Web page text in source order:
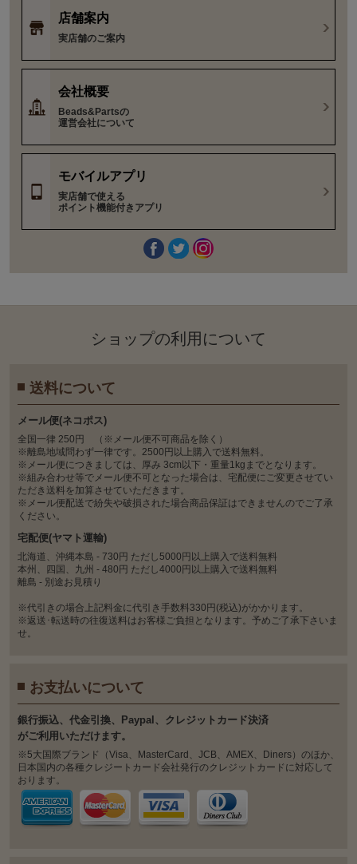
店舗案内
実店舗のご案内
会社概要
Beads&Partsの
運営会社について
モバイルアプリ
実店舗で使える
ポイント機能付きアプリ
ショップの利⽤について
送料について
メール便(ネコポス)
全国一律 250円 （※メール便不可商品を除く）
※離島地域問わず一律です。2500円以上購入で送料無料。
※メール便につきましては、厚み 3cm以下・重量1kgまでとなります。
※組み合わせ等でメール便不可となった場合は、宅配便にご変更させてい
ただき送料を加算させていただきます。
※メール便配送で紛失や破損された場合商品保証はできませんのでご了承
ください。
宅配便(ヤマト運輸)
北海道、沖縄本島 - 730円 ただし5000円以上購入で送料無料
本州、四国、九州 - 480円 ただし4000円以上購入で送料無料
離島 - 別途お見積り
※代引きの場合上記料金に代引き手数料330円(税込)がかかります。
※返送･転送時の往復送料はお客様ご負担となります。予めご了承下さいま
せ。
お支払いについて
銀⾏振込、代⾦引換、Paypal、クレジットカード決済
がご利⽤いただけます。
※5大国際ブランド（Visa、MasterCard、JCB、AMEX、Diners）のほか、
日本国内の各種クレジートカード会社発行のクレジットカードに対応して
おります。